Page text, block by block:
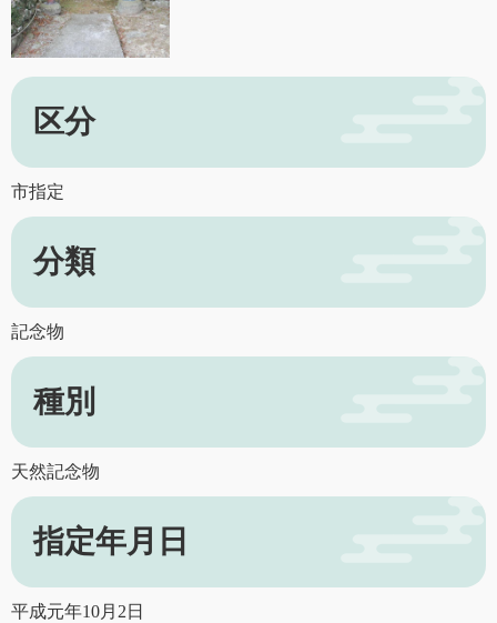
区分
市指定
分類
記念物
種別
天然記念物
指定年月日
平成元年10月2日